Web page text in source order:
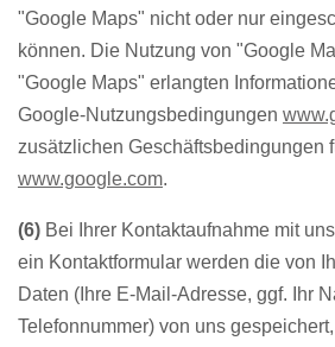
"Google Maps" nicht oder nur
können. Die Nutzung von "Google
"Google Maps" erlangten
Google-Nutzungsbedingungen
zusätzlichen Geschäftsbedingungen
www.google.com.
(6) Bei Ihrer Kontaktaufnahme mit
ein Kontaktformular werden die von
Daten (Ihre E-Mail-Adresse, ggf. Ihr
Telefonnummer) von uns